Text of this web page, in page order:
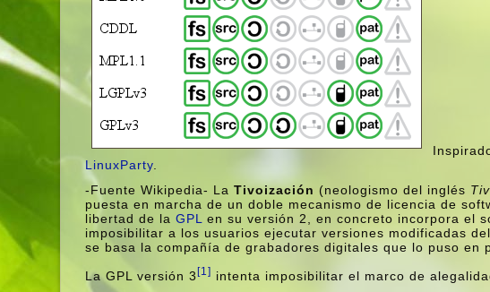
LinuxParty
-Fuente Wikipedia- LaTivoización (neologismo del inglés
puesta en marcha de un doble mecanismo de licencia de
libertad de laGPL en su versión 2, en concreto incorpora el
imposibilitar a los usuarios ejecutar versiones modificadas
se basa la compañí­a de grabadores digitales que lo puso en
La GPL versión 3[1] intenta imposibilitar el marco de